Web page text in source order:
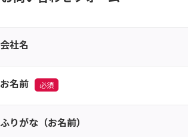
会社名
お名前 必須
ふりがな（お名前）